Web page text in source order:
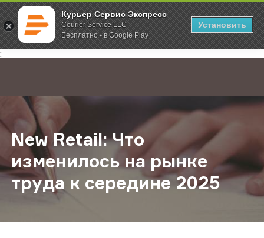
Курьер Сервис Экспресс
Courier Service LLC
Бесплатно - в Google Play
Установить
;
Главная О компании Новости New Retail: Что изменилось на
New Retail: Что
изменилось на рынке
труда к середине 2025